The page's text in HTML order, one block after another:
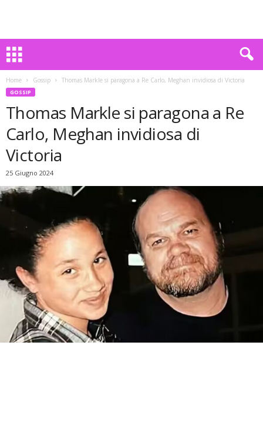
Home Gossip Thomas Markle si paragona a Re Carlo, Meghan invidiosa di Victoria
GOSSIP
Thomas Markle si paragona a Re
Carlo, Meghan invidiosa di
Victoria
25 Giugno 2024